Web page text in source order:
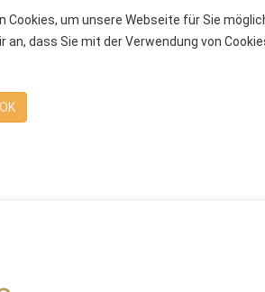
Cookies, um unsere Webseite für Sie
an, dass Sie mit der Verwendung von
OK